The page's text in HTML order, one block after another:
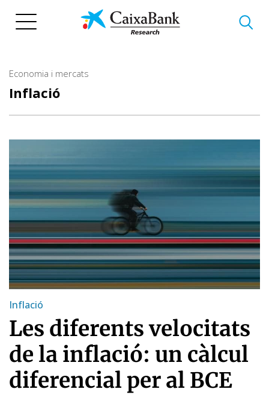
Economia i mercats
Inflació
Inflació
Les diferents velocitats
de la inflació: un càlcul
diferencial per al BCE